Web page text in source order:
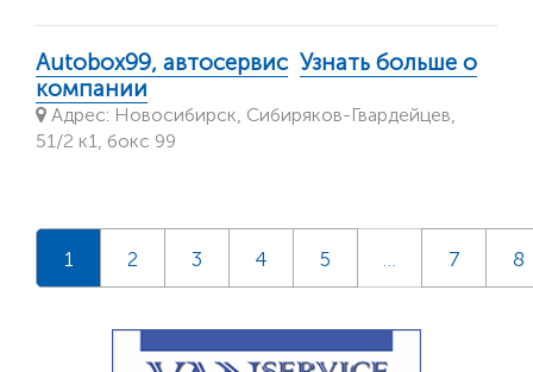
Autobox99, автосервис Узнать больше о
компании
Адрес: Новосибирск, Сибиряков-Гвардейцев,
51/2 к1, бокс 99
1 2 3 4 5 7 8